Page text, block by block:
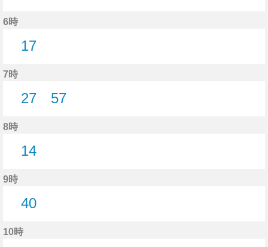
6時
17
7時
27
57
8時
14
9時
40
10時